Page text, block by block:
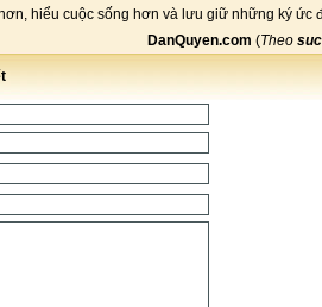
hiểu cuộc sống hơn và lưu giữ những ký ức
DanQuyen.com (Theo